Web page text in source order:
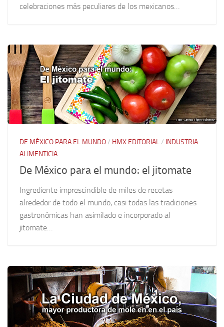
celebraciones más peculiares de los mexicanos…
DE MÉXICO PARA EL MUNDO/ HMX EDITORIAL/ INDUSTRIA
ALIMENTICIA
De México para el mundo: el jitomate
Ingrediente imprescindible de miles de recetas
alrededor de todo el mundo, casi todas las tradiciones
gastronómicas han asimilado e incorporado al
jitomate…